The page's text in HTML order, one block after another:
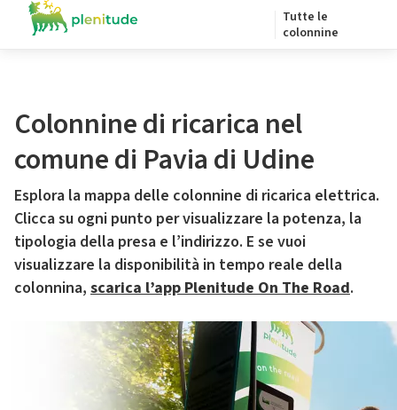
Tutte le
colonnine
Colonnine di ricarica nel
comune di Pavia di Udine
Esplora la mappa delle colonnine di ricarica elettrica.
Clicca su ogni punto per visualizzare la potenza, la
tipologia della presa e l’indirizzo. E se vuoi
visualizzare la disponibilità in tempo reale della
colonnina, scarica l’app Plenitude On The Road.